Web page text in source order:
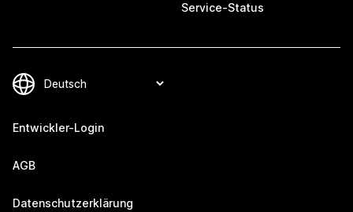
Service-Status
Entwickler-Login
AGB
Datenschutzerklärung